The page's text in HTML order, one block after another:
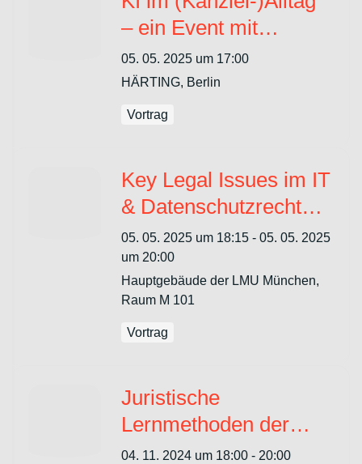
– ein Event mit
HÄRTING
05. 05. 2025 um 17:00
HÄRTING, Berlin
Vortrag
Key Legal Issues im IT
& Datenschutzrecht
mit Prof. Paal und
MLTech
05. 05. 2025 um 18:15 - 05. 05. 2025
um 20:00
Hauptgebäude der LMU München,
Raum M 101
Vortrag
Juristische
Lernmethoden der
Zukunft mit Prof.
04. 11. 2024 um 18:00 - 20:00